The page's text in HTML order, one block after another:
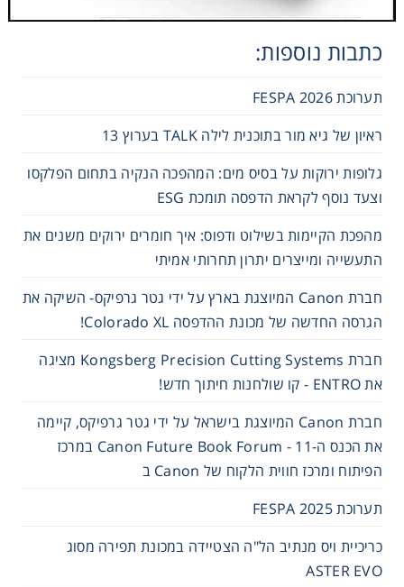
כתבות נוספות:
תערוכת FESPA 2026
ראיון של גיא מור בתוכנית לילה TALK בערוץ 13
גלופות ירוקות על בסיס מים: המהפכה הנקיה בתחום הפלקסו
וצעד נוסף לקראת הדפסה תומכת ESG
מהפכת הקיימות בשילוט ודפוס: איך חומרים ירוקים משנים את
התעשייה ומייצרים יתרון תחרותי אמיתי
חברת Canon המיוצגת בארץ על ידי גטר גרפיקס- השיקה את
הגרסה החדשה של מכונת ההדפסה Colorado XL!
חברת Kongsberg Precision Cutting Systems מציגה
את ENTRO - קו שולחנות חיתוך חדש!
חברת Canon המיוצגת בישראל על ידי גטר גרפיקס, קיימה
את הכנס ה-11 - Canon Future Book Forum במרכז
הפיתוח ומרכז חווית הלקוח של Canon ב
תערוכת FESPA 2025
כריכיית ויס מנתיב הל"ה הצטיידה במכונת תפירה מסוג
ASTER EVO